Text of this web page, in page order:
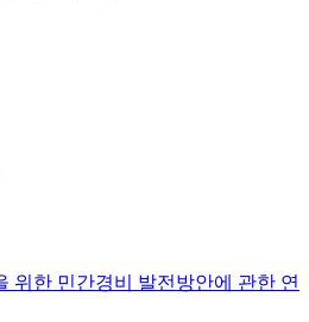
위한 민간경비 발전방안에 관한 연